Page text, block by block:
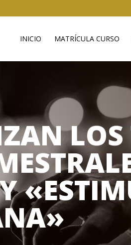
INICIO MATRÍCULA CURSO
LOS